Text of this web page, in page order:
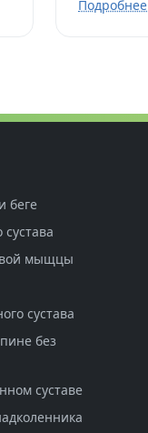
Подробнее
беге
мыщцы
сустава
без
суставе